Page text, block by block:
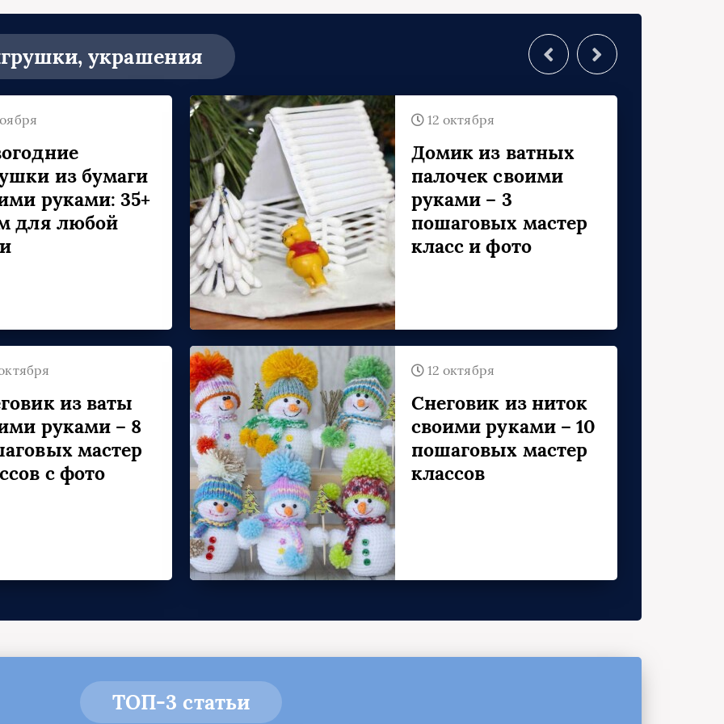
украшения
из бумаги
руками: 35+
для любой
12 октября
Домик из ватных
палочек своими
руками – 3
пошаговых мастер
класс и фото
из ваты
руками – 8
мастер
с фото
12 октября
Снеговик из ниток
своими руками – 10
пошаговых мастер
классов
ТОП-3 статьи